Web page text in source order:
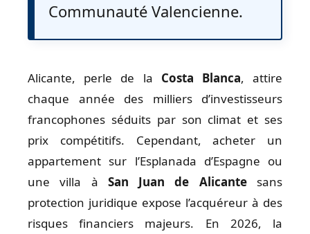
Communauté Valencienne.
Alicante, perle de la Costa Blanca, attire
chaque année des milliers d’investisseurs
francophones séduits par son climat et ses
prix compétitifs. Cependant, acheter un
appartement sur l’Esplanada d’Espagne ou
une villa à San Juan de Alicantesans
protection juridique expose l’acquéreur à des
risques financiers majeurs. En 2026, la